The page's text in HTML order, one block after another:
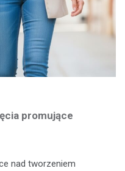
promujące
nad tworzeniem